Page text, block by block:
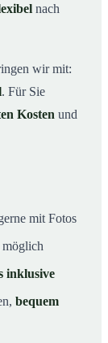
nach
wir mit:
. Für Sie
Kosten und
mit Fotos
inklusive
bequem